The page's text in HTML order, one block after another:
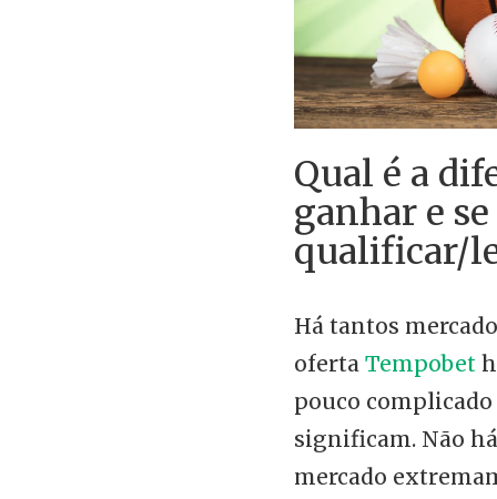
Qual é a
ganhar e se
qualificar/
Há tantos
oferta Tempobet
pouco complicado
significam. Não
mercado